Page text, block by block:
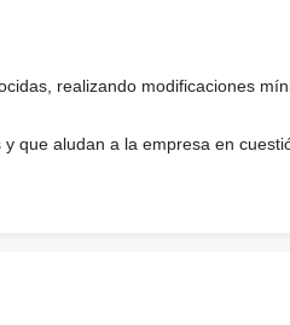
realizando modificaciones
que aludan a la empresa en